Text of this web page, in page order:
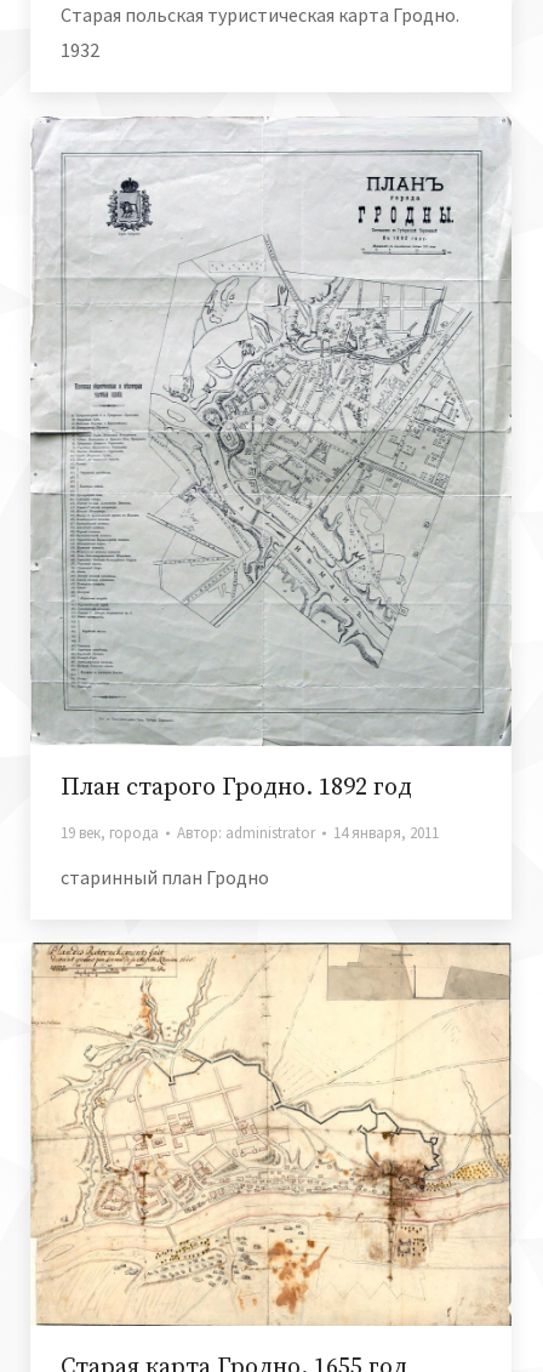
Старая польская туристическая карта Гродно.
1932
План старого Гродно. 1892 год
19 век, города Автор: administrator 14 января, 2011
старинный план Гродно